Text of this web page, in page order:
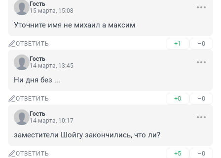
Гость
15 марта, 15:08
Уточните имя не михаил а максим
ОТВЕТИТЬ +1 –0
Гость
14 марта, 13:45
Ни дня без ...
ОТВЕТИТЬ +0 –0
Гость
14 марта, 10:17
заместители Шойгу закончились, что ли?
ОТВЕТИТЬ +5 –0